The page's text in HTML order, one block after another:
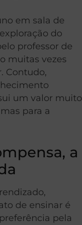
em sala de
do
professor de
muitas vezes
Contudo,
um valor muito
para a
a
de ensinar é
pela